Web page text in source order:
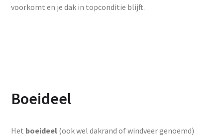
voorkomt en je dak in topconditie blijft.
Boeideel
Het boeideel (ook wel dakrand of windveer genoemd)